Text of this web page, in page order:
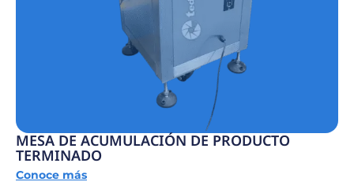
MESA DE ACUMULACIÓN DE PRODUCTO
TERMINADO
Conoce más